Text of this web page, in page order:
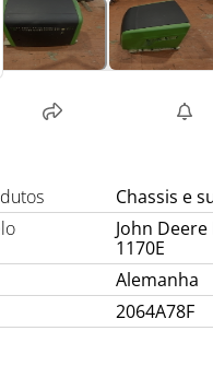
Chassis e
John
1170E
Alemanha
2064A78F